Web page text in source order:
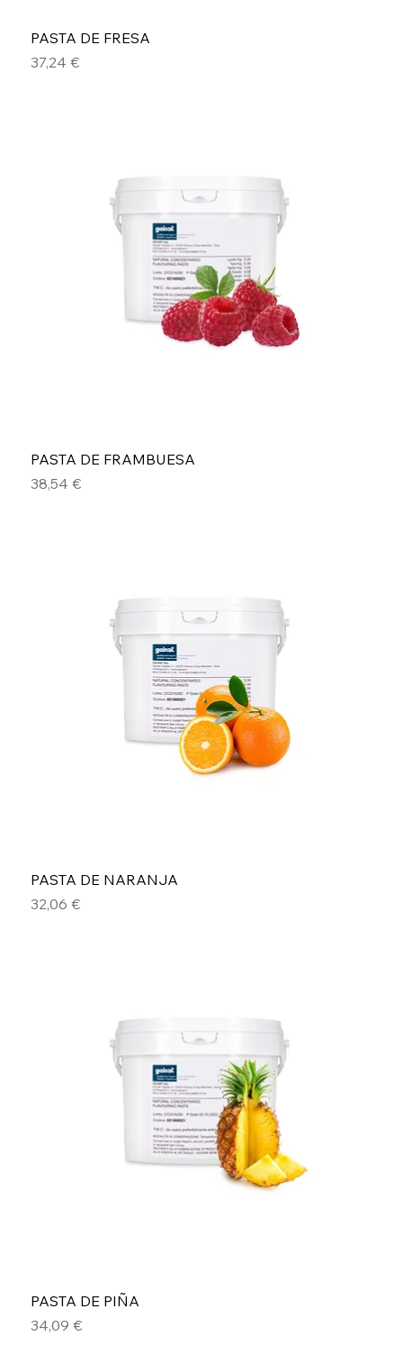
PASTA DE FRESA
Precio
37,24 €
PASTA DE FRAMBUESA
Precio
38,54 €
PASTA DE NARANJA
Precio
32,06 €
PASTA DE PIÑA
Precio
34,09 €